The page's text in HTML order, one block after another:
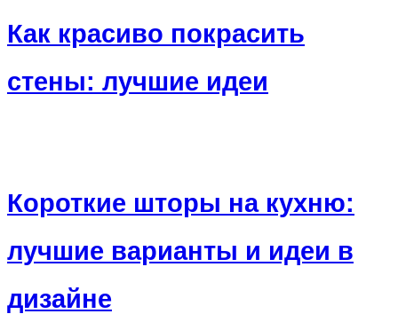
Как красиво покрасить
стены: лучшие идеи
Короткие шторы на кухню:
лучшие варианты и идеи в
дизайне